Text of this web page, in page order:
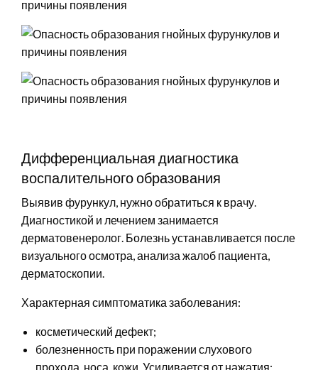
Дифференциальная диагностика
воспалительного образования
Выявив фурункул, нужно обратиться к врачу.
Диагностикой и лечением занимается
дерматовенеролог. Болезнь устанавливается после
визуального осмотра, анализа жалоб пациента,
дерматоскопии.
Характерная симптоматика заболевания:
косметический дефект;
болезненность при поражении слухового
прохода, носа, кожи. Усиливается от нажатия;